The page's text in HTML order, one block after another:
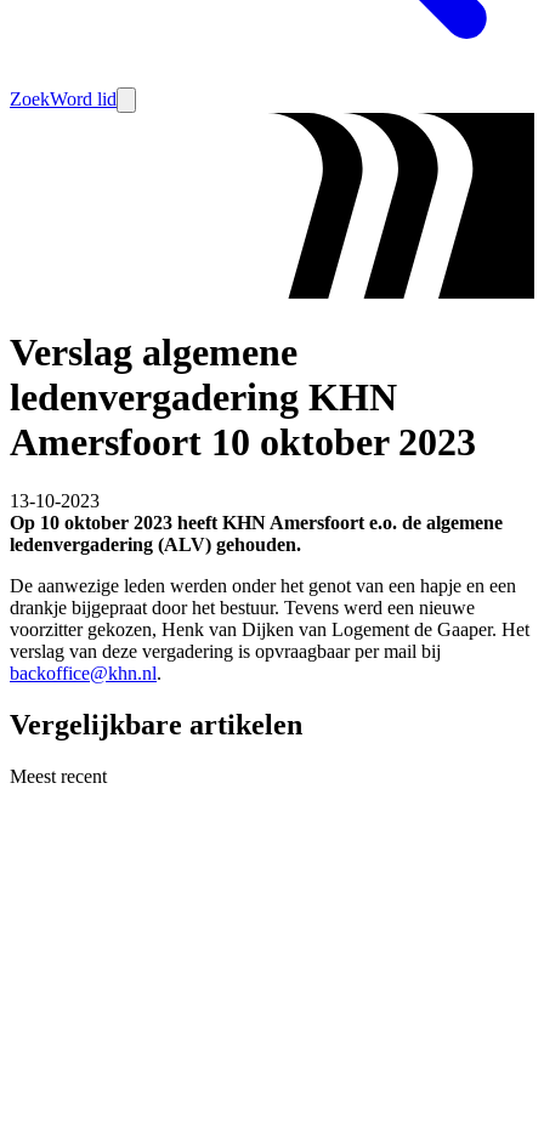
ZoekWord lid
Verslag algemene
ledenvergadering KHN
Amersfoort 10 oktober 2023
13-10-2023
Op 10 oktober 2023 heeft KHN Amersfoort e.o. de algemene
ledenvergadering (ALV) gehouden.
De aanwezige leden werden onder het genot van een hapje en een
drankje bijgepraat door het bestuur. Tevens werd een nieuwe
voorzitter gekozen, Henk van Dijken van Logement de Gaaper. Het
verslag van deze vergadering is opvraagbaar per mail bij
backoffice@khn.nl.
Vergelijkbare artikelen
Meest recent